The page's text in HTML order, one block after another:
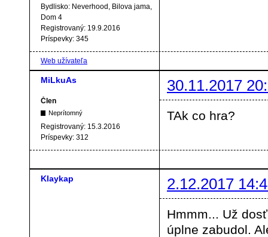
Bydlisko: Neverhood, Bilova jama,
Dom 4
Registrovaný: 19.9.2016
Príspevky: 345
Web užívateľa
MiLkuAs 30.11.2017
Člen
Neprítomný
Registrovaný: 15.3.2016
Príspevky: 312
TAk co hra?
Klaykap 2.12.2017
Hmmm... Už
úplne zabudol.